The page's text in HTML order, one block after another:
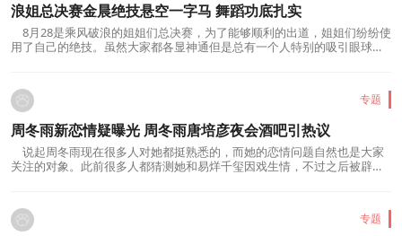
浪姐总决赛金晨绝技悬空一字马 舞蹈功底扎实
8月28是乘风破浪的姐姐们总决赛，为了能够顺利的出道，姐姐们纷纷使
用了自己的绝技。虽然大家都各显神通但是总有一个人特别的吸引眼球，
专题
周冬雨新恋情疑曝光 周冬雨唐培彦夜会酒吧引热议
说起周冬雨现在很多人对她都挺熟悉的，而她的恋情问题自然也是大家
关注的对象。此前很多人都猜测她和易烊千玺因戏生情，不过之后被辟谣
专题